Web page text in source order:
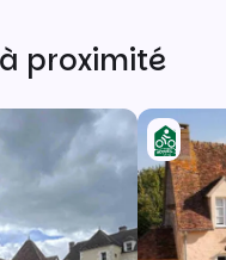
à proximité